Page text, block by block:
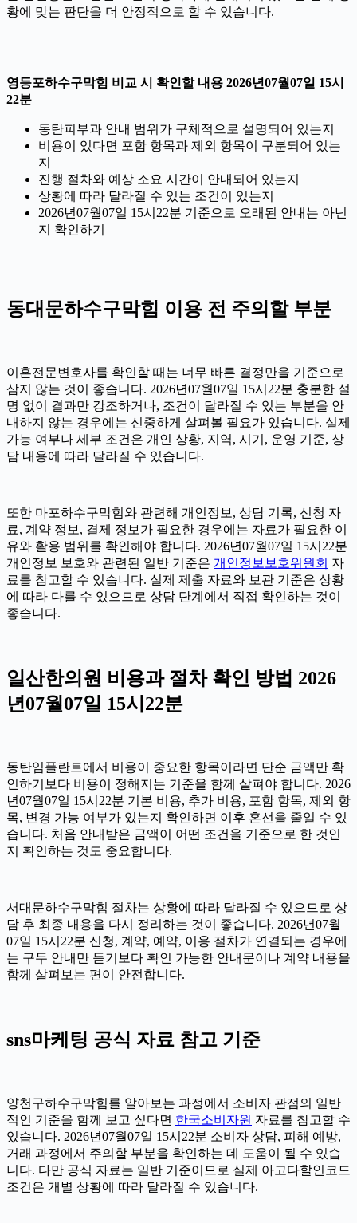
황에 맞는 판단을 더 안정적으로 할 수 있습니다.
영등포하수구막힘 비교 시 확인할 내용 2026년07월07일 15시
22분
동탄피부과 안내 범위가 구체적으로 설명되어 있는지
비용이 있다면 포함 항목과 제외 항목이 구분되어 있는
지
진행 절차와 예상 소요 시간이 안내되어 있는지
상황에 따라 달라질 수 있는 조건이 있는지
2026년07월07일 15시22분 기준으로 오래된 안내는 아닌
지 확인하기
동대문하수구막힘 이용 전 주의할 부분
이혼전문변호사를 확인할 때는 너무 빠른 결정만을 기준으로
삼지 않는 것이 좋습니다. 2026년07월07일 15시22분 충분한 설
명 없이 결과만 강조하거나, 조건이 달라질 수 있는 부분을 안
내하지 않는 경우에는 신중하게 살펴볼 필요가 있습니다. 실제
가능 여부나 세부 조건은 개인 상황, 지역, 시기, 운영 기준, 상
담 내용에 따라 달라질 수 있습니다.
또한 마포하수구막힘와 관련해 개인정보, 상담 기록, 신청 자
료, 계약 정보, 결제 정보가 필요한 경우에는 자료가 필요한 이
유와 활용 범위를 확인해야 합니다. 2026년07월07일 15시22분
개인정보 보호와 관련된 일반 기준은 개인정보보호위원회 자
료를 참고할 수 있습니다. 실제 제출 자료와 보관 기준은 상황
에 따라 다를 수 있으므로 상담 단계에서 직접 확인하는 것이
좋습니다.
일산한의원 비용과 절차 확인 방법 2026
년07월07일 15시22분
동탄임플란트에서 비용이 중요한 항목이라면 단순 금액만 확
인하기보다 비용이 정해지는 기준을 함께 살펴야 합니다. 2026
년07월07일 15시22분 기본 비용, 추가 비용, 포함 항목, 제외 항
목, 변경 가능 여부가 있는지 확인하면 이후 혼선을 줄일 수 있
습니다. 처음 안내받은 금액이 어떤 조건을 기준으로 한 것인
지 확인하는 것도 중요합니다.
서대문하수구막힘 절차는 상황에 따라 달라질 수 있으므로 상
담 후 최종 내용을 다시 정리하는 것이 좋습니다. 2026년07월
07일 15시22분 신청, 계약, 예약, 이용 절차가 연결되는 경우에
는 구두 안내만 듣기보다 확인 가능한 안내문이나 계약 내용을
함께 살펴보는 편이 안전합니다.
sns마케팅 공식 자료 참고 기준
양천구하수구막힘를 알아보는 과정에서 소비자 관점의 일반
적인 기준을 함께 보고 싶다면 한국소비자원 자료를 참고할 수
있습니다. 2026년07월07일 15시22분 소비자 상담, 피해 예방,
거래 과정에서 주의할 부분을 확인하는 데 도움이 될 수 있습
니다. 다만 공식 자료는 일반 기준이므로 실제 아고다할인코드
조건은 개별 상황에 따라 달라질 수 있습니다.